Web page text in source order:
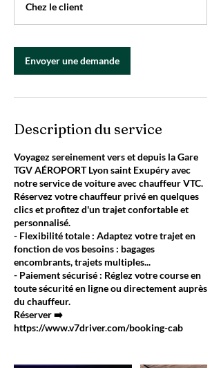
i
n
Chez le client
Envoyer une demande
Description du service
Voyagez sereinement vers et depuis la Gare
TGV AÉROPORT Lyon saint Exupéry avec
notre service de voiture avec chauffeur VTC.
Réservez votre chauffeur privé en quelques
clics et profitez d'un trajet confortable et
personnalisé.
- Flexibilité totale : Adaptez votre trajet en
fonction de vos besoins : bagages
encombrants, trajets multiples...
- Paiement sécurisé : Réglez votre course en
toute sécurité en ligne ou directement auprès
du chauffeur.
Réserver ➡️
https://www.v7driver.com/booking-cab